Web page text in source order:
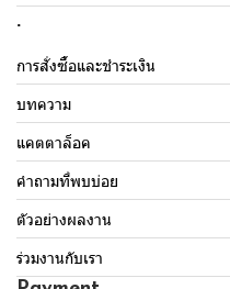
.
การสั่งซื้อและชำระเงิน
บทความ
แคตตาล็อค
คำถามที่พบบ่อย
ตัวอย่างผลงาน
ร่วมงานกับเรา